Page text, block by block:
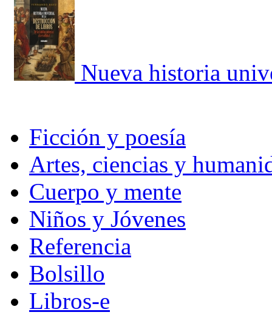
Nueva historia
Ficción y poesía
Artes, ciencias y
Cuerpo y mente
Niños y Jóvenes
Referencia
Bolsillo
Libros-e